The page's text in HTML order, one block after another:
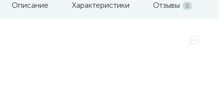
Описание Характеристики Отзывы 0